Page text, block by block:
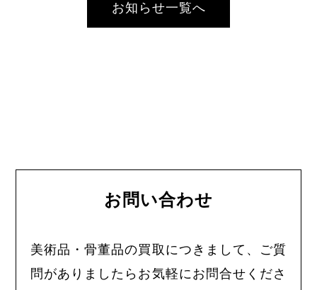
お知らせ一覧へ
お問い合わせ
美術品・骨董品の買取につきまして、ご質
問がありましたらお気軽にお問合せくださ